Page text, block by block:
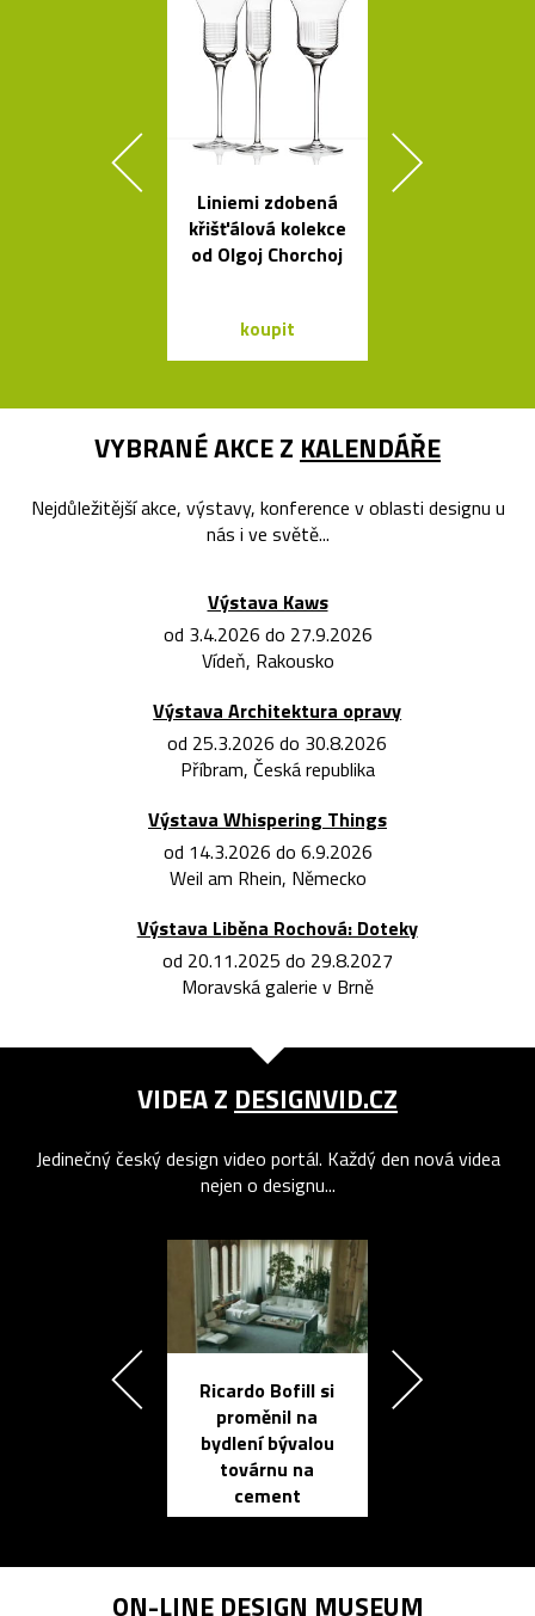
Liniemi zdobená
křišťálová kolekce
od Olgoj Chorchoj
koupit
VYBRANÉ AKCE Z KALENDÁŘE
Nejdůležitější akce, výstavy, konference v oblasti designu u
nás i ve světě...
Výstava Kaws
od 3.4.2026 do 27.9.2026
Vídeň, Rakousko
Výstava Architektura opravy
od 25.3.2026 do 30.8.2026
Příbram, Česká republika
Výstava Whispering Things
od 14.3.2026 do 6.9.2026
Weil am Rhein, Německo
Výstava Liběna Rochová: Doteky
od 20.11.2025 do 29.8.2027
Moravská galerie v Brně
VIDEA Z DESIGNVID.CZ
Jedinečný český design video portál. Každý den nová videa
nejen o designu...
Ricardo Bofill si
proměnil na
bydlení bývalou
továrnu na
cement
ON-LINE DESIGN MUSEUM